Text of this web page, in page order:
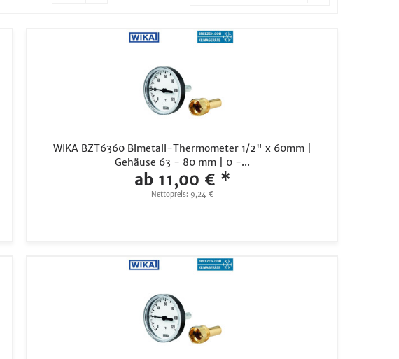
WIKA BZT6360 Bimetall-Thermometer 1/2" x 60mm |
Gehäuse 63 - 80 mm | 0 -...
ab 11,00 € *
Nettopreis: 9,24 €